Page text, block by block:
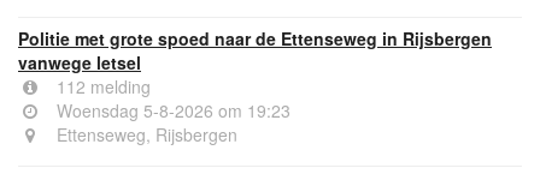
Politie met grote spoed naar de Ettenseweg in Rijsbergen
vanwege letsel
112 melding
Woensdag 5-8-2026 om 19:23
Ettenseweg, Rijsbergen